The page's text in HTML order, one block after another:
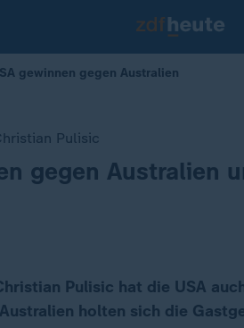
gewinnen gegen Australien
Pulisic
gegen Australien
Pulisic hat die USA
holten sich die